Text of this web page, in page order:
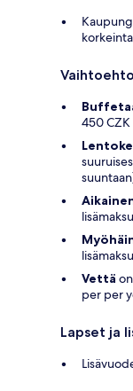
450 CZK
Vettä
per per
Lapset ja